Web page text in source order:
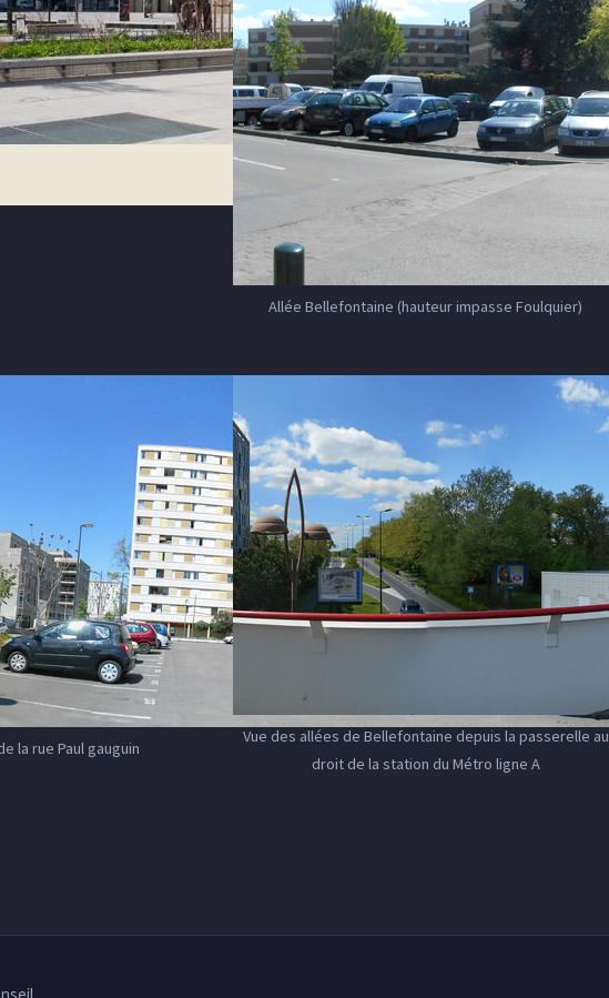
Allée Bellefontaine (hauteur impasse Foulquier)
la rue Paul gauguin
Vue des allées de Bellefontaine depuis la passerelle au
droit de la station du Métro ligne A